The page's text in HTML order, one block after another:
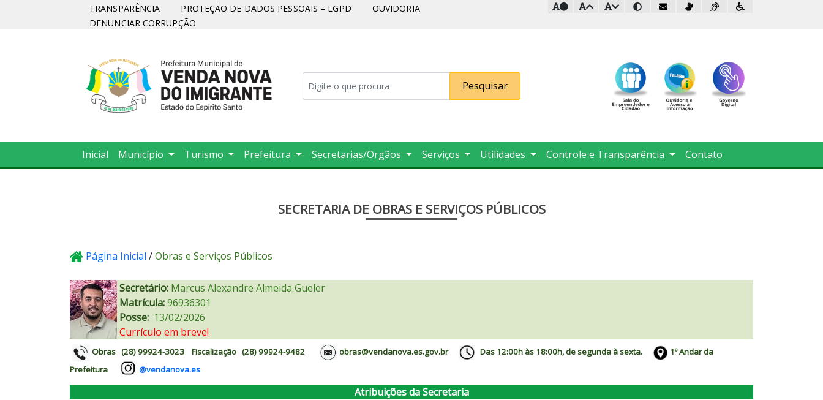
TRANSPARÊNCIA PROTEÇÃO DE DADOS PESSOAIS – LGPD
OUVIDORIA
DENUNCIAR CORRUPÇÃO
Pesquisar
Inicial Município Turismo Prefeitura Secretarias/Orgãos Serviços Utilidades Controle e Transparência Contato
SECRETARIA DE OBRAS E SERVIÇOS PÚBLICOS
Página Inicial /Obras e Serviços Públicos
Secretário: Marcus Alexandre Almeida Gueler
Matrícula: 96936301
Posse: 13/02/2026
Currículo em breve!
Obras (28) 99924-3023 Fiscalização (28) 99924-9482 obras@vendanova.es.gov.br Das 12:00h às 18:00h, de segunda à sexta. 1º Andar da
Prefeitura
@vendanova.es
Atribuições da Secretaria